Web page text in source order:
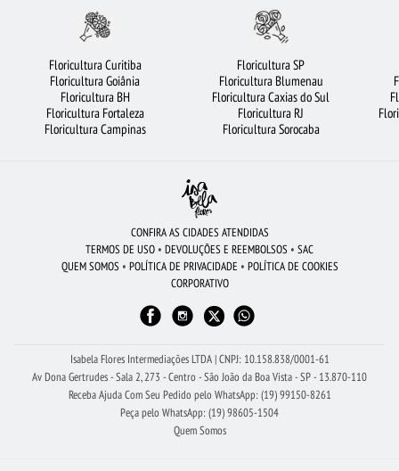
BUQUÊ DE ROSAS VERMELHAS FLORICULTURA GUARULHOS
FLORICULTURA SÃO JOSÉ DOS CAMPOS FLORES BRANCAS ROSAS BRANCAS
CESTA DE CAFÉ DA MANHÃ FLORICULTURA BRASÍLIA
FLORICULTURA SÃO BERNARDO DO CAMPO
FLORICULTURA GOIÂNIA
FLORICULTURA FORTALEZA FLORICULTURA RIBEIRÃO PRETO
FLORICULTURA PORTO ALEGRE
FLORICULTURA BARUERI FLORICULTURA UBERLÂNDIA
RAMALHETE DE FLORES COROA DE FLORES
Floricultura Curitiba
Floricultura Goiânia
Floricultura BH
Floricultura Fortaleza
Floricultura Campinas
Floricultura SP
Floricultura Blumenau
Floricultura Caxias do Sul
Floricultura RJ
Floricultura Sorocaba
CONFIRA AS CIDADES ATENDIDAS
TERMOS DE USO • DEVOLUÇÕES E REEMBOLSOS • SAC
QUEM SOMOS • POLÍTICA DE PRIVACIDADE • POLÍTICA DE COOKIES
CORPORATIVO
Isabela Flores Intermediações LTDA | CNPJ: 10.158.838/0001-61
Av Dona Gertrudes - Sala 2, 273 - Centro - São João da Boa Vista - SP - 13.870-110
Receba Ajuda Com Seu Pedido pelo WhatsApp: (19) 99150-8261
Peça pelo WhatsApp: (19) 98605-1504
Quem Somos